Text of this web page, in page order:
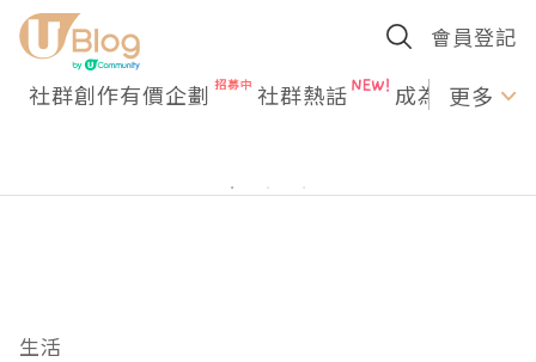
會員登記
社群創作有價企劃 社群熱話 成為U更多
生活